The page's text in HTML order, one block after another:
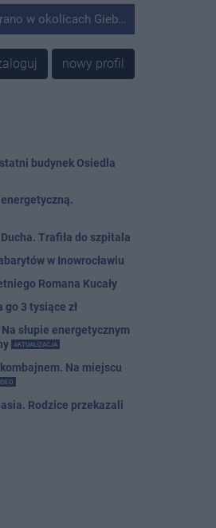
energetycznym odnaleziono ciało mężczyzny.
nowy profil
budynek Osiedla
Trafiła do szpitala
w Inowrocławiu
Romana Kucały
go 3 tysiące zł
słupie energetycznym
AKTUALIZACJA
Na miejscu
Rodzice przekazali